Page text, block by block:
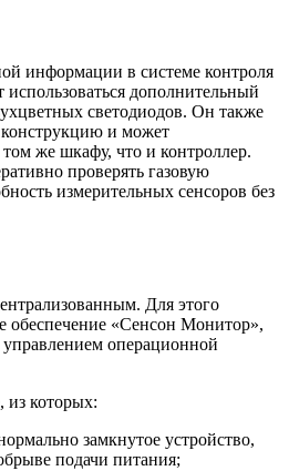
информации в системе контроля
использоваться дополнительный
светодиодов. Он также
и может
же шкафу, что и контроллер.
проверять газовую
измерительных сенсоров без
Для этого
обеспечение «Сенсон Монитор»,
операционной
из которых:
замкнутое устройство,
подачи питания;